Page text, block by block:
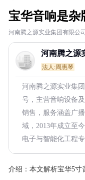
宝华音响是杂
河南腾之源实业集团有限公司
河南腾之源
法人:周惠琴
河南腾之源实业集
号，主营音响设备
销售，服务涵盖广
域，2013年成立至
电子与智能化工程专
介绍： 本文解析宝华5寸